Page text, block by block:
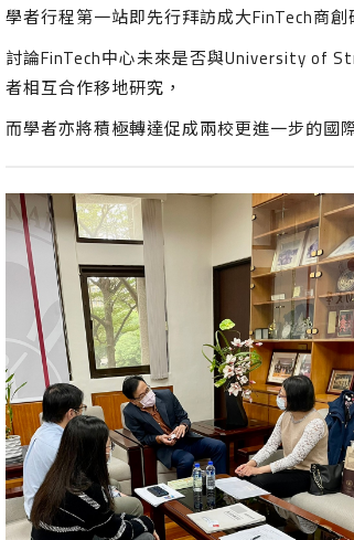
學者行程第一站即先行拜訪成大FinTech商
討論FinTech中心未來是否與University of
者相互合作移地研究，
而學者亦將積極轉達促成兩校更進一步的國